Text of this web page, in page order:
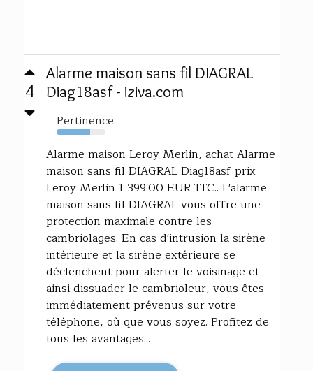
4
Alarme maison sans fil DIAGRAL
Diag18asf - iziva.com
Pertinence
69%
Alarme maison Leroy Merlin, achat Alarme
maison sans fil DIAGRAL Diag18asf prix
Leroy Merlin 1 399.00 EUR TTC.. L'alarme
maison sans fil DIAGRAL vous offre une
protection maximale contre les
cambriolages. En cas d'intrusion la sirène
intérieure et la sirène extérieure se
déclenchent pour alerter le voisinage et
ainsi dissuader le cambrioleur, vous êtes
immédiatement prévenus sur votre
téléphone, où que vous soyez. Profitez de
tous les avantages...